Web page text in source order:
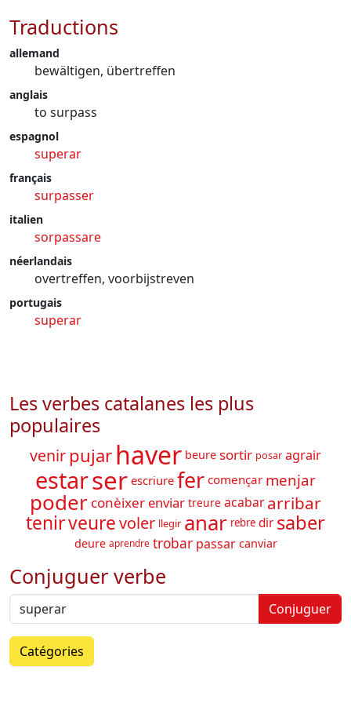
Traductions
allemand
bewältigen, übertreffen
anglais
to surpass
espagnol
superar
français
surpasser
italien
sorpassare
néerlandais
overtreffen, voorbijstreven
portugais
superar
Les verbes catalanes les plus
populaires
venirpujar haver beure sortir posar agrair
estarser escriure fer començar menjar
poder conèixer enviar treure acabar arribar
tenirveurevoler llegir anar rebre dir saber
deure aprendre trobar passar canviar
Conjuguer verbe
Conjuguer
Catégories